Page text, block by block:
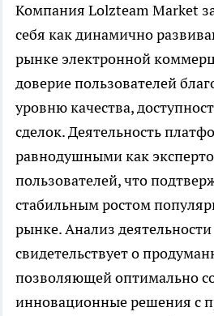
Компания Lolzteam Market
себя как динамично
рынке электронной
доверие пользователей
уровню качества,
сделок. Деятельность
равнодушными как
пользователей, что
стабильным ростом
рынке. Анализ
свидетельствует о
позволяющей оптимально
инновационные решения с